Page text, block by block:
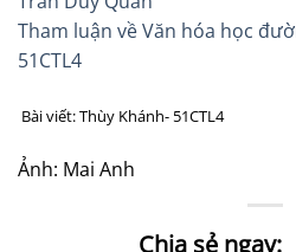
Tham luận về Văn hóa học
51CTL4
Bài viết: Thùy Khánh- 51CTL4
Ảnh: Mai Anh